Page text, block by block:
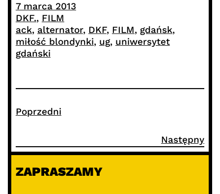
7 marca 2013
DKF., FILM
ack, alternator, DKF, FILM, gdańsk ,
miłość blondynki, ug, uniwersytet
gdański
Poprzedni
Następny
ZAPRASZAMY